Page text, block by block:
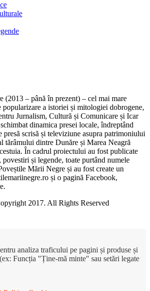
(2013 – până în prezent) – cel mai mare
popularizare a istoriei și mitologiei dobrogene,
Jurnalism, Cultură și Comunicare și Icar
dinamica presei locale, îndreptând
presă scrisă și televiziune asupra patrimoniului
tărâmului dintre Dunăre și Marea Neagră
În cadrul proiectului au fost publicate
și legende, toate purtând numele
Mării Negre și au fost create un
și o pagină Facebook,
2017. All Rights Reserved
analiza traficului pe pagini și produse și
Funcția "Ține-mă minte" sau setări legate